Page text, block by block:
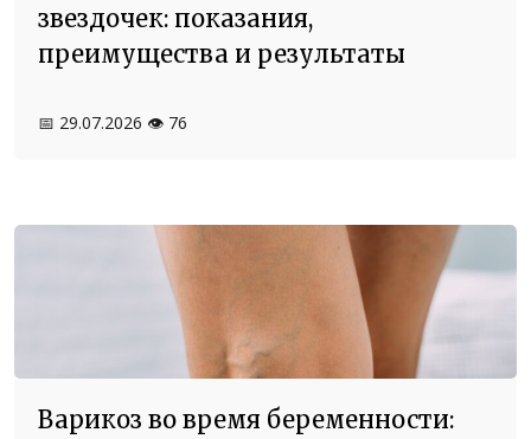
звездочек: показания,
преимущества и результаты
📅 29.07.2026 👁️ 76
Варикоз во время беременности: